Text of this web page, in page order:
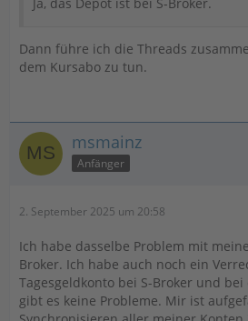
Dann führe ich die Threads
dem Kursabo zu tun.
msmainz
Anfänger
2. September 2025 um 20:58
Ich habe dasselbe Problem mit
Broker. Ich habe auch noch ein
Tagesgeldkonto bei S-Broker und
gibt es keine Probleme. Mir ist